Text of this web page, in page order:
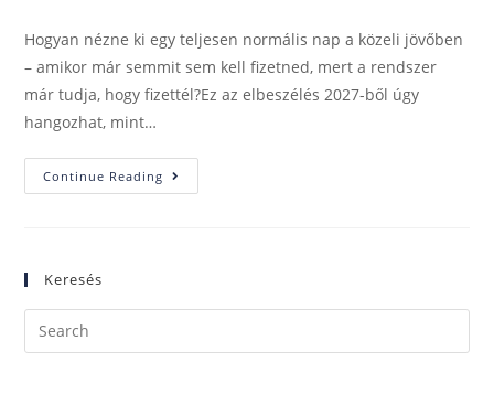
Hogyan nézne ki egy teljesen normális nap a közeli jövőben
– amikor már semmit sem kell fizetned, mert a rendszer
már tudja, hogy fizettél?Ez az elbeszélés 2027-ből úgy
hangozhat, mint…
Continue Reading
Keresés